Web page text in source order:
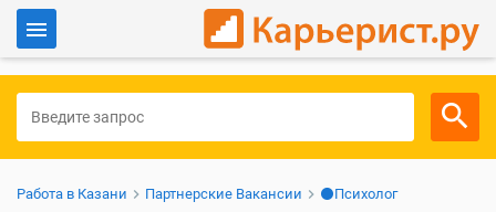
Для работодателей
Работа в Казани Партнерские Вакансии ⚫Психолог